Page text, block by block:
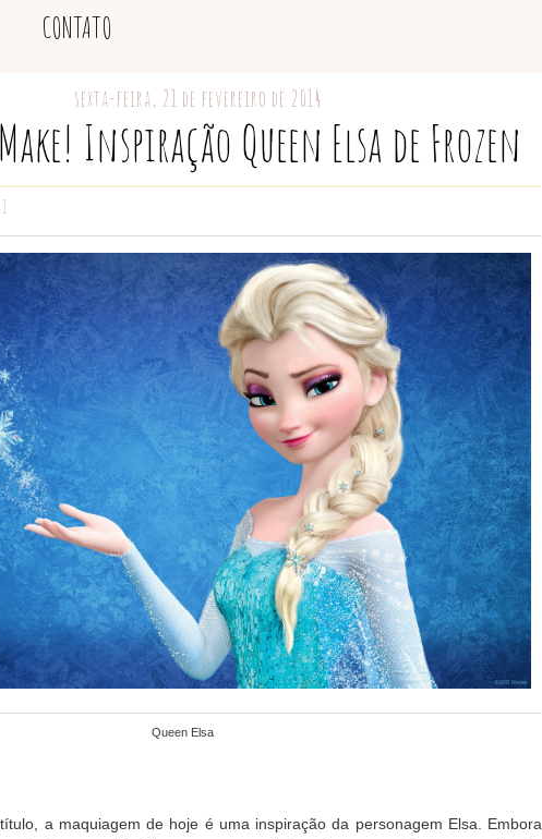
CONTATO
sexta-feira, 21 de fevereiro de 2014
Inspiração Queen Elsa de Frozen
Queen Elsa
a maquiagem de hoje é uma inspiração da personagem Elsa. Embora